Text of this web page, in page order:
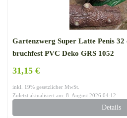
Gartenzwerg Super Latte Penis
bruchfest PVC Deko GRS 1052
31,15 €
inkl. 19% gesetzlicher MwSt.
Zuletzt aktualisiert am: 8. August 2026 04:12
Details